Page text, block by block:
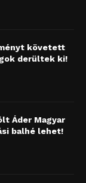
követett
derültek ki!
Áder Magyar
balhé lehet!